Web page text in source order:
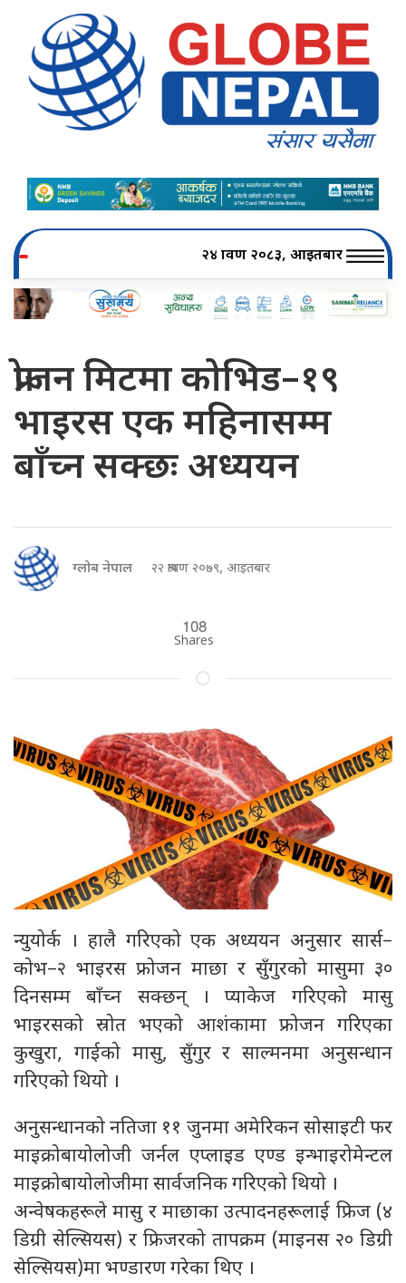
२४ श्रावण २०८३, आइतबार
फ्रोजन मिटमा कोभिड–१९
भाइरस एक महिनासम्म
बाँच्न सक्छः अध्ययन
ग्लोब नेपाल २२ श्रावण २०७९, आइतबार
108
Shares
न्युयोर्क । हालै गरिएको एक अध्ययन अनुसार सार्स–
कोभ–२ भाइरस फ्रोजन माछा र सुँगुरको मासुमा ३०
दिनसम्म बाँच्न सक्छन् । प्याकेज गरिएको मासु
भाइरसको स्रोत भएको आशंकामा फ्रोजन गरिएका
कुखुरा, गाईको मासु, सुँगुर र साल्मनमा अनुसन्धान
गरिएको थियो ।
अनुसन्धानको नतिजा ११ जुनमा अमेरिकन सोसाइटी फर
माइक्रोबायोलोजी जर्नल एप्लाइड एण्ड इन्भाइरोमेन्टल
माइक्रोबायोलोजीमा सार्वजनिक गरिएको थियो ।
अन्वेषकहरूले मासु र माछाका उत्पादनहरूलाई फ्रिज (४
डिग्री सेल्सियस) र फ्रिजरको तापक्रम (माइनस २० डिग्री
सेल्सियस)मा भण्डारण गरेका थिए ।